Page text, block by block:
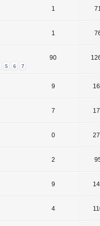
1
1
5 6 7
90
9
7
0
2
9
4